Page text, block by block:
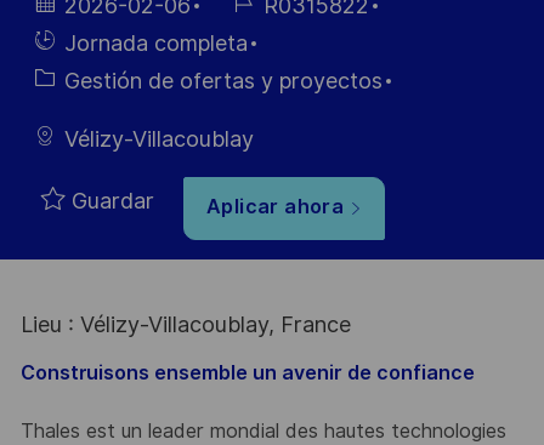
publicación
2026-02-06
empleo
R0315822
Hiring
Type
Jornada completa
Categoría
Gestión de ofertas y proyectos
Vélizy-Villacoublay
Guardar Aplicar ahora
Lieu : Vélizy-Villacoublay, France
Construisons ensemble un avenir de confiance
Thales est un leader mondial des hautes technologies